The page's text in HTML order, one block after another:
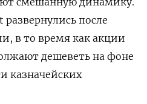
после
в то время как акции
дешеветь на фоне
казначейских